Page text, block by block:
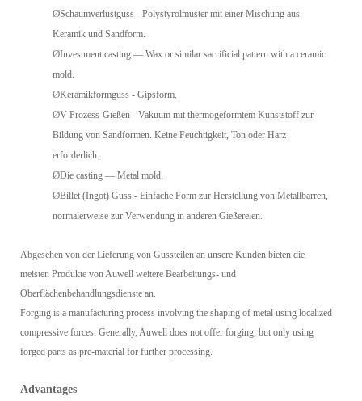
ØSchaumverlustguss - Polystyrolmuster mit einer Mischung aus
Keramik und Sandform.
ØInvestment casting — Wax or similar sacrificial pattern with a ceramic
mold.
ØKeramikformguss - Gipsform.
ØV-Prozess-Gießen - Vakuum mit thermogeformtem Kunststoff zur
Bildung von Sandformen. Keine Feuchtigkeit, Ton oder Harz
erforderlich.
ØDie casting — Metal mold.
ØBillet (Ingot) Guss - Einfache Form zur Herstellung von Metallbarren,
normalerweise zur Verwendung in anderen Gießereien.
Abgesehen von der Lieferung von Gussteilen an unsere Kunden bieten die
meisten Produkte von Auwell weitere Bearbeitungs- und
Oberflächenbehandlungsdienste an.
Forging is a manufacturing process involving the shaping of metal using localized
compressive forces. Generally, Auwell does not offer forging, but only using
forged parts as pre-material for further processing.
Advantages